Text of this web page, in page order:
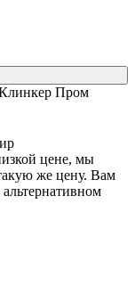
Клинкер Пром
цене, мы
же цену. Вам